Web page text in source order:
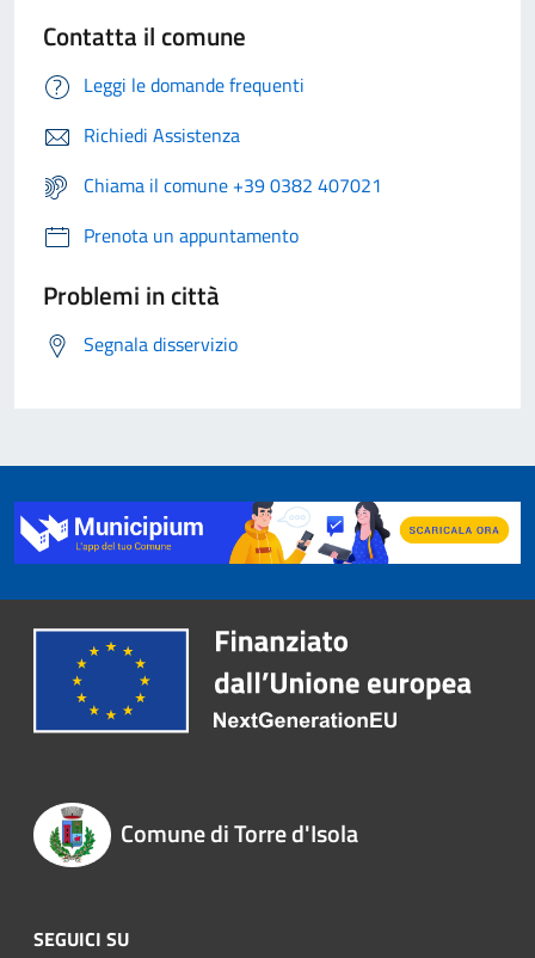
Contatta il comune
Leggi le domande frequenti
Richiedi Assistenza
Chiama il comune +39 0382 407021
Prenota un appuntamento
Problemi in città
Segnala disservizio
Comune di Torre d'Isola
SEGUICI SU